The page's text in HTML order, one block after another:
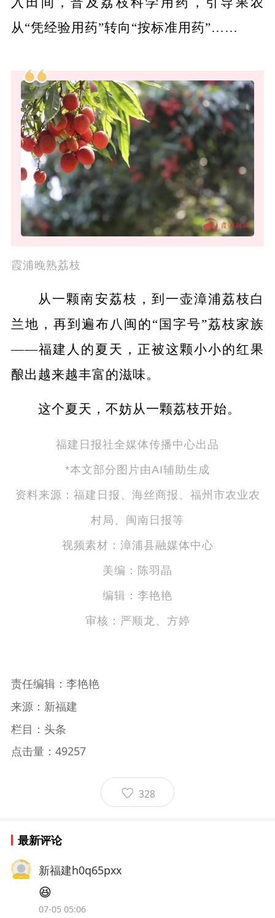
从“凭经验用药”转向“按标准用药”……
霞浦晚熟荔枝
从一颗南安荔枝，到一壶漳浦荔枝白
兰地，再到遍布八闽的“国字号”荔枝家族
——福建人的夏天，正被这颗小小的红果
酿出越来越丰富的滋味。
这个夏天，不妨从一颗荔枝开始。
福建日报社全媒体传播中心出品
*本文部分图片由AI辅助生成
资料来源：福建日报、海丝商报、福州市农业农
村局、闽南日报等
视频素材：漳浦县融媒体中心
美编：陈羽晶
编辑：李艳艳
审核：严顺龙、方婷
责任编辑：李艳艳
来源：新福建
栏目：头条
点击量：49257
328
最新评论
新福建h0q65pxx
😆
07-05 05:06